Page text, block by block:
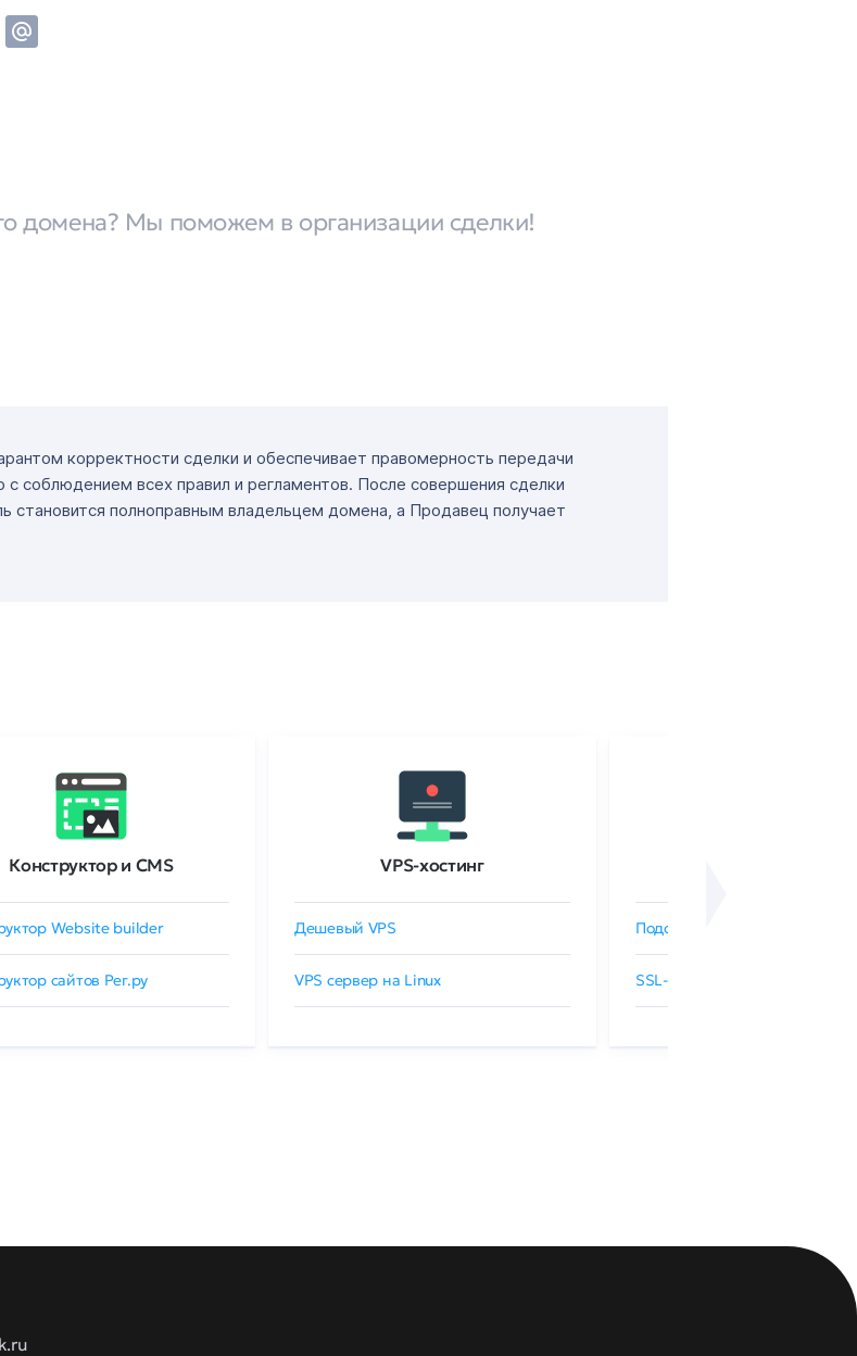
домена? Мы поможем в организации сделки!
корректности сделки и обеспечивает правомерность передачи
соблюдением всех правил и регламентов. После совершения сделки
становится полноправным владельцем домена, а Продавец получает
Конструктор и CMS
Website builder
сайтов Рег.ру
VPS-хостинг
Дешевый VPS
VPS сервер на Linux
Подобрать SSL-сертификат
SSL-сертификаты GlobalSign